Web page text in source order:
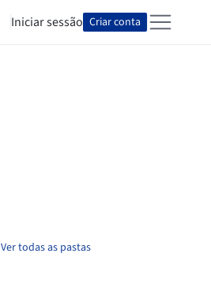
Iniciar sessão Criar conta
Ver todas as pastas